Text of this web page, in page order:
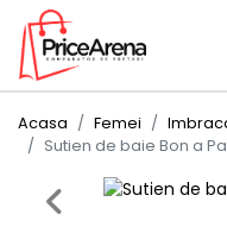
Acasa Femei
Sutien de baie Bon a
Previous